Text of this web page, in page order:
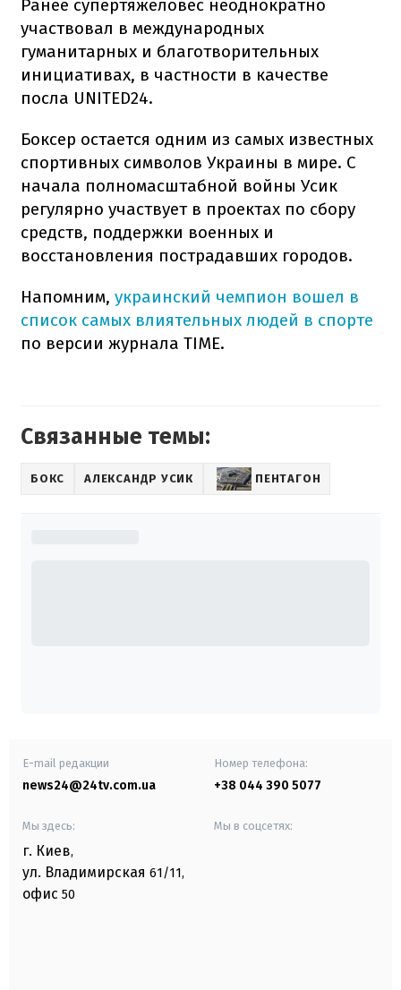
Ранее супертяжеловес неоднократно
участвовал в международных
гуманитарных и благотворительных
инициативах, в частности в качестве
посла UNITED24.
Боксер остается одним из самых известных
спортивных символов Украины в мире. С
начала полномасштабной войны Усик
регулярно участвует в проектах по сбору
средств, поддержки военных и
восстановления пострадавших городов.
Напомним, украинский чемпион вошел в
список самых влиятельных людей в спорте
по версии журнала TIME.
Связанные темы:
БОКС АЛЕКСАНДР УСИК ПЕНТАГОН
E-mail редакции
news24@24tv.com.ua
Номер телефона:
+38 044 390 5077
Мы здесь:
г. Киев,
ул. Владимирская 61/11,
офис 50
Мы в соцсетях: